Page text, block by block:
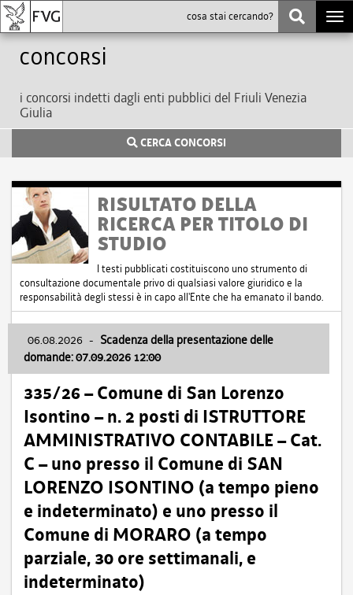
Concorsi
i concorsi indetti dagli enti pubblici del Friuli Venezia
Giulia
CERCA CONCORSI
RISULTATO DELLA
RICERCA PER TITOLO DI
STUDIO
I testi pubblicati costituiscono uno strumento di
consultazione documentale privo di qualsiasi valore giuridico e la
responsabilità degli stessi è in capo all'Ente che ha emanato il bando.
06.08.2026 - Scadenza della presentazione delle
domande: 07.09.2026 12:00
335/26 – Comune di San Lorenzo
Isontino – n. 2 posti di ISTRUTTORE
AMMINISTRATIVO CONTABILE – Cat.
C – uno presso il Comune di SAN
LORENZO ISONTINO (a tempo pieno
e indeterminato) e uno presso il
Comune di MORARO (a tempo
parziale, 30 ore settimanali, e
indeterminato)